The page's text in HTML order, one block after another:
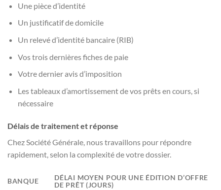
Une pièce d’identité
Un justificatif de domicile
Un relevé d’identité bancaire (RIB)
Vos trois dernières fiches de paie
Votre dernier avis d’imposition
Les tableaux d’amortissement de vos prêts en cours, si
nécessaire
Délais de traitement et réponse
Chez Société Générale, nous travaillons pour répondre
rapidement, selon la complexité de votre dossier.
BANQUE
DÉLAI MOYEN POUR UNE ÉDITION D’OFFRE
DE PRÊT (JOURS)